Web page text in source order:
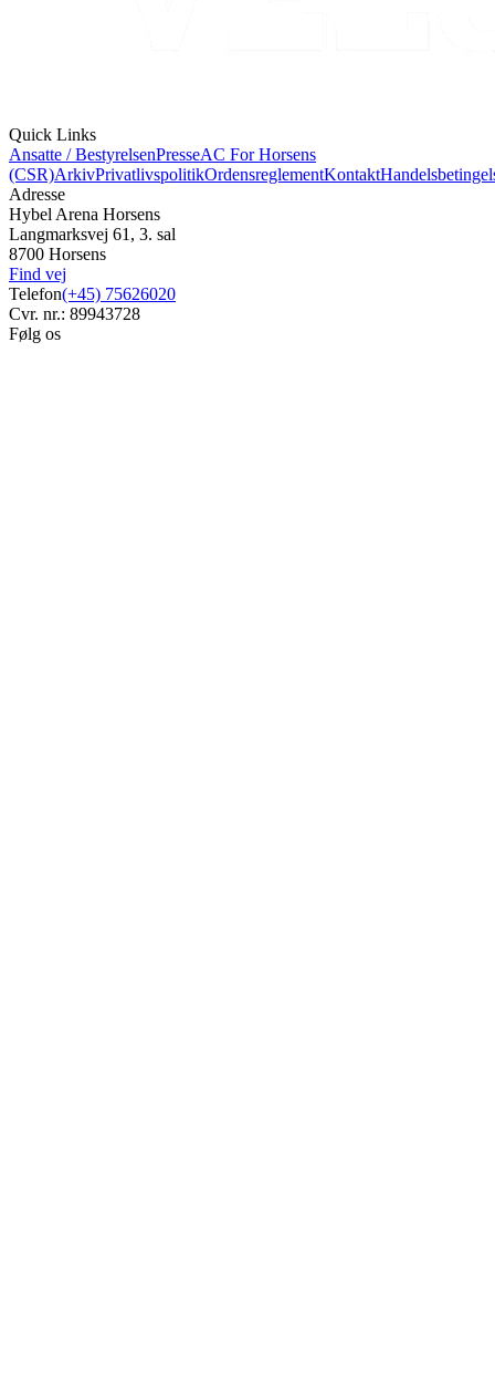
Quick Links
Ansatte / BestyrelsenPresseAC For Horsens
(CSR)ArkivPrivatlivspolitikOrdensreglementKontakt
Adresse
Hybel Arena Horsens
Langmarksvej 61, 3. sal
8700 Horsens
Find vej
Telefon(+45) 75626020
Cvr. nr.: 89943728
Følg os